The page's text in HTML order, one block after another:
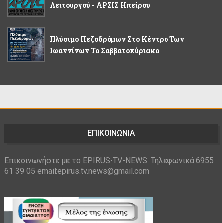
Λειτουργού - ΑΡΣΙΣ Ηπείρου
Πλύσιμο Πεζοδρόμων Στο Κέντρο Των
Ιωαννίνων Το Σαββατοκύριακο
ΕΠΙΚΟΙΝΩΝΙΑ
Επικοινωνήστε με το EPIRUS-TV-NEWS: Τηλεφωνικά:6955
61 39 05 email:epirus.tv.news@gmail.com